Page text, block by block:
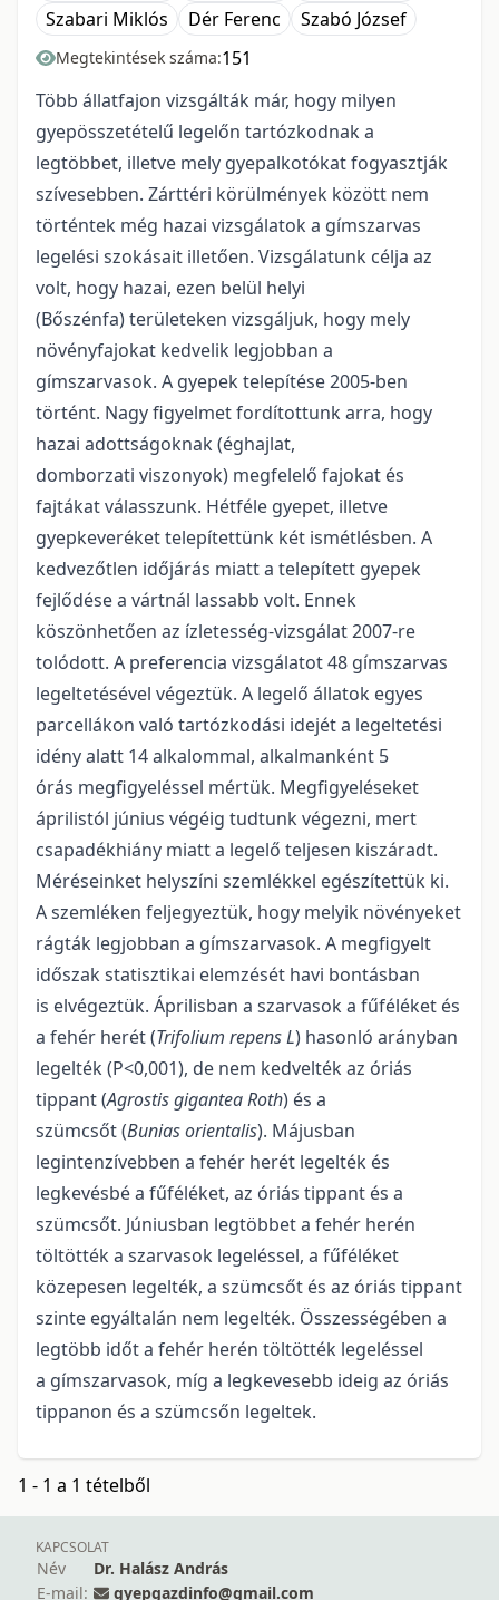
Szabari Miklós
Dér Ferenc Szabó József
Megtekintések száma:151
Több állatfajon vizsgálták már, hogy milyen
gyepösszetételű legelőn tartózkodnak a
legtöbbet, illetve mely gyepalkotókat fogyasztják
szívesebben. Zárttéri körülmények között nem
történtek még hazai vizsgálatok a gímszarvas
legelési szokásait illetően. Vizsgálatunk célja az
volt, hogy hazai, ezen belül helyi
(Bőszénfa) területeken vizsgáljuk, hogy mely
növényfajokat kedvelik legjobban a
gímszarvasok. A gyepek telepítése 2005-ben
történt. Nagy figyelmet fordítottunk arra, hogy
hazai adottságoknak (éghajlat,
domborzati viszonyok) megfelelő fajokat és
fajtákat válasszunk. Hétféle gyepet, illetve
gyepkeveréket telepítettünk két ismétlésben. A
kedvezőtlen időjárás miatt a telepített gyepek
fejlődése a vártnál lassabb volt. Ennek
köszönhetően az ízletesség-vizsgálat 2007-re
tolódott. A preferencia vizsgálatot 48 gímszarvas
legeltetésével végeztük. A legelő állatok egyes
parcellákon való tartózkodási idejét a legeltetési
idény alatt 14 alkalommal, alkalmanként 5
órás megfigyeléssel mértük. Megfigyeléseket
áprilistól június végéig tudtunk végezni, mert
csapadékhiány miatt a legelő teljesen kiszáradt.
Méréseinket helyszíni szemlékkel egészítettük ki.
A szemléken feljegyeztük, hogy melyik növényeket
rágták legjobban a gímszarvasok. A megfigyelt
időszak statisztikai elemzését havi bontásban
is elvégeztük. Áprilisban a szarvasok a fűféléket és
a fehér herét (Trifolium repens L) hasonló arányban
legelték (P<0,001), de nem kedvelték az óriás
tippant (Agrostis gigantea Roth) és a
szümcsőt (Bunias orientalis). Májusban
legintenzívebben a fehér herét legelték és
legkevésbé a fűféléket, az óriás tippant és a
szümcsőt. Júniusban legtöbbet a fehér herén
töltötték a szarvasok legeléssel, a fűféléket
közepesen legelték, a szümcsőt és az óriás tippant
szinte egyáltalán nem legelték. Összességében a
legtöbb időt a fehér herén töltötték legeléssel
a gímszarvasok, míg a legkevesebb ideig az óriás
tippanon és a szümcsőn legeltek.
1 - 1 a 1 tételből
KAPCSOLAT
Név
Dr. Halász András
E-mail:
gyepgazdinfo@gmail.com